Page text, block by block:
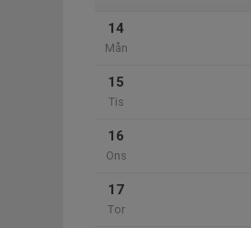
14
Mån
15
Tis
16
Ons
17
Tor